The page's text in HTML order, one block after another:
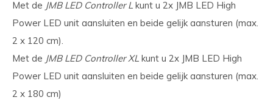
Met de JMB LED Controller L kunt u 2x JMB LED High
Power LED unit aansluiten en beide gelijk aansturen (max.
2 x 120 cm).
Met de JMB LED Controller XL kunt u 2x JMB LED High
Power LED unit aansluiten en beide gelijk aansturen (max.
2 x 180 cm)